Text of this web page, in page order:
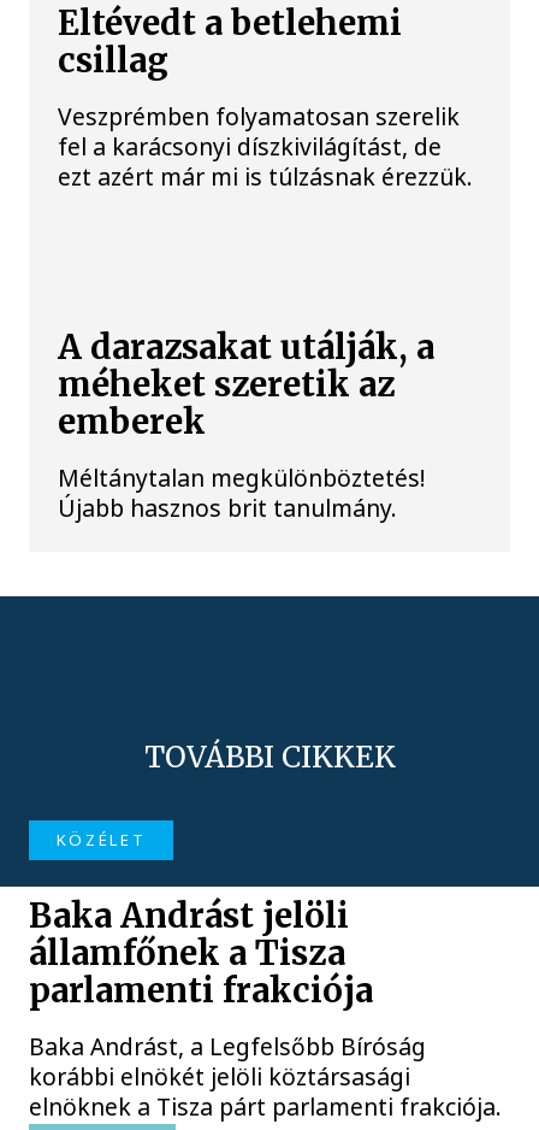
Eltévedt a betlehemi
csillag
Veszprémben folyamatosan szerelik
fel a karácsonyi díszkivilágítást, de
ezt azért már mi is túlzásnak érezzük.
A darazsakat utálják, a
méheket szeretik az
emberek
Méltánytalan megkülönböztetés!
Újabb hasznos brit tanulmány.
TOVÁBBI CIKKEK
KÖZÉLET
Baka Andrást jelöli
államfőnek a Tisza
parlamenti frakciója
Baka Andrást, a Legfelsőbb Bíróság
korábbi elnökét jelöli köztársasági
elnöknek a Tisza párt parlamenti frakciója.